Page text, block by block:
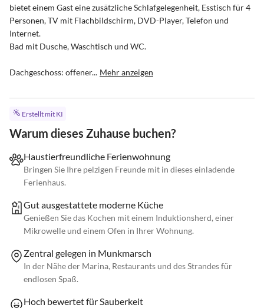
bietet einem Gast eine zusätzliche Schlafgelegenheit, Esstisch für 4
Personen, TV mit Flachbildschirm, DVD-Player, Telefon und
Internet.
Bad mit Dusche, Waschtisch und WC.
Dachgeschoss: offener... Mehr anzeigen
Erstellt mit KI
Warum dieses Zuhause buchen?
Haustierfreundliche Ferienwohnung
Bringen Sie Ihre pelzigen Freunde mit in dieses einladende
Ferienhaus.
Gut ausgestattete moderne Küche
Genießen Sie das Kochen mit einem Induktionsherd, einer
Mikrowelle und einem Ofen in Ihrer Wohnung.
Zentral gelegen in Munkmarsch
In der Nähe der Marina, Restaurants und des Strandes für
endlosen Spaß.
Hoch bewertet für Sauberkeit